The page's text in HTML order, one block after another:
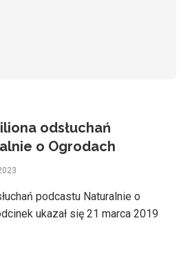
odsłuchań
o Ogrodach
podcastu Naturalnie o
ukazał się 21 marca 2019